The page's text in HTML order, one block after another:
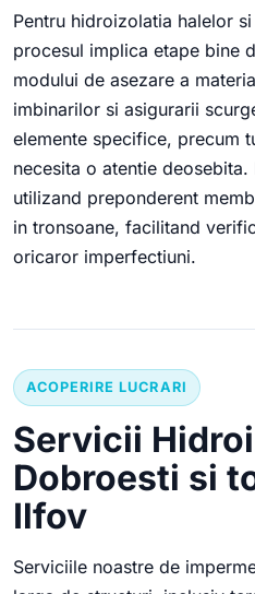
Pentru hidroizolatia halelor
procesul implica etape bine
modului de asezare a
imbinarilor si asigurarii
elemente specifice, precum
necesita o atentie
utilizand preponderent
in tronsoane, facilitand
oricaror imperfectiuni.
ACOPERIRE LUCRARI
Servicii
Dobroesti si
Ilfov
Serviciile noastre de